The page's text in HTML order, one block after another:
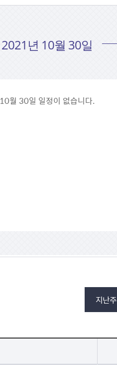
2021년 10월 30일
월 30일 일정이 없습니다.
지난주